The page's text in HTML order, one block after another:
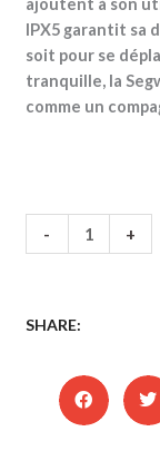
ajoutent à son
IPX5 garantit sa
soit pour se
tranquille, la
comme un
-
quantité
Ninebot
+
SHARE: